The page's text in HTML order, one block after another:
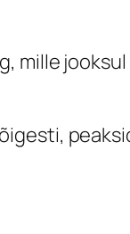
mille